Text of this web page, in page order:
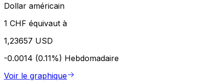
Dollar américain
1 CHF équivaut à
1,23657 USD
-0.0014 (0.11%) Hebdomadaire
Voir le graphique